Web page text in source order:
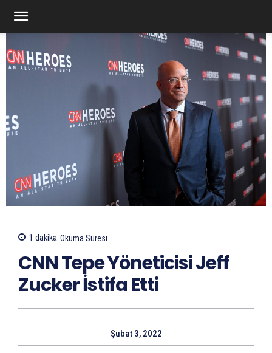
1 dakika Okuma Süresi
CNN Tepe Yöneticisi Jeff
Zucker İstifa Etti
Şubat 3, 2022